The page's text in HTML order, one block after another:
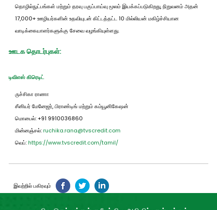
தொழில்நுட்பங்கள் மற்றும் தரவு பகுப்பாய்வு மூலம் இயக்கப்படுகிறது, நிறுவனம் அதன்
17,000+ ஊழியர்களின் உதவியுடன் கிட்டத்தட்ட 10 மில்லியன் மகிழ்ச்சியான
வாடிக்கையாளர்களுக்கு சேவை வழங்கியுள்ளது.
ஊடக தொடர்புகள்:
டிவிஎஸ் கிரெடிட்
ருச்சிகா ராணா
சீனியர் மேனேஜர், பிராண்டிங் மற்றும் கம்யூனிகேஷன்
மொபைல்: +91 9910036860
மின்னஞ்சல்: ruchika.rana@tvscredit.com
வெப்: https://www.tvscredit.com/tamil/
இவற்றில் பகிரவும்